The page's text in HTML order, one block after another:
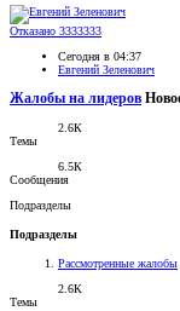
Отказано 3333333
Сегодня в 04:37
Евгений Зеленович
Жалобы на лидеров
2.6К
Темы
6.5К
Сообщения
Подразделы
Подразделы
Рассмотренные жалобы
2.6К
Темы